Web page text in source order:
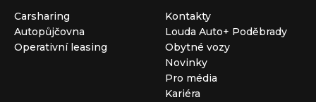
Carsharing
Autopůjčovna
Operativní leasing
Kontakty
Louda Auto+ Poděbrady
Obytné vozy
Novinky
Pro média
Kariéra